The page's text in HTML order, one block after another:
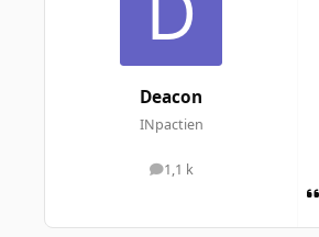
Deacon
INpactien
1,1 k
messages